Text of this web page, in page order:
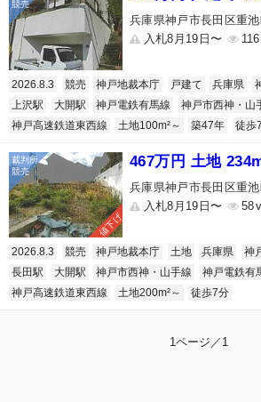
兵庫県神戸市長田区重
入札8月19日〜
116
2026.8.3 競売 神戸地裁本庁 戸建て 兵庫県
上沢駅
大開駅 神戸電鉄有馬線
神戸市西神・山
神戸高速鉄道東西線
土地100m²～ 築47年 徒歩
値下げ
467万円 土地
兵庫県神戸市長田区重
入札8月19日〜
58
2026.8.3 競売 神戸地裁本庁 土地 兵庫県 神
長田駅
大開駅 神戸市西神・山手線
神戸電鉄有
神戸高速鉄道東西線
土地200m²～ 徒歩7分
1ページ／1